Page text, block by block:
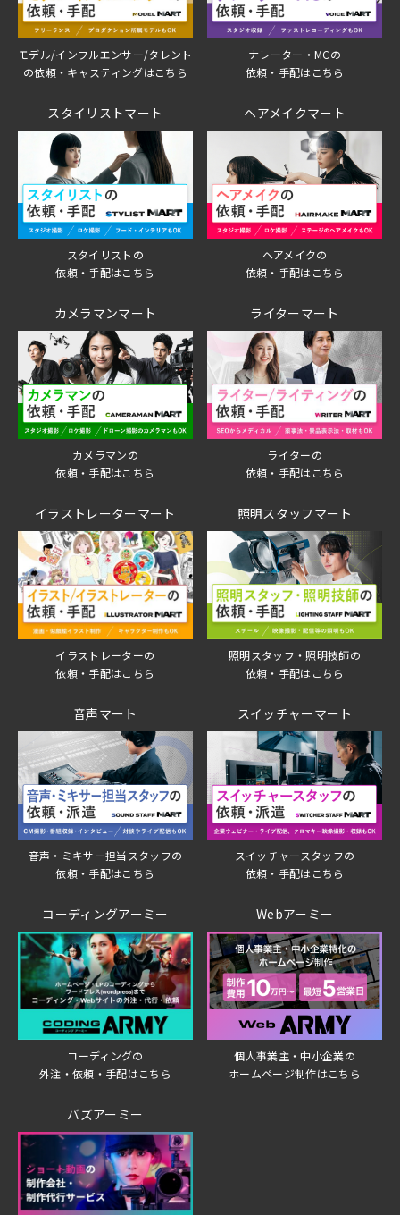
モデル/インフルエンサー/タレント
の依頼・キャスティングはこちら
ナレーター・MCの
依頼・手配はこちら
スタイリストマート
スタイリストの
依頼・手配はこちら
ヘアメイクマート
ヘアメイクの
依頼・手配はこちら
カメラマンマート
カメラマンの
依頼・手配はこちら
ライターマート
ライターの
依頼・手配はこちら
イラストレーターマート
イラストレーターの
依頼・手配はこちら
照明スタッフマート
照明スタッフ・照明技師の
依頼・手配はこちら
音声マート
音声・ミキサー担当スタッフの
依頼・手配はこちら
スイッチャーマート
スイッチャースタッフの
依頼・手配はこちら
コーディングアーミー
コーディングの
外注・依頼・手配はこちら
Webアーミー
個人事業主・中小企業の
ホームページ制作はこちら
バズアーミー